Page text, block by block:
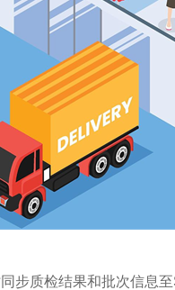
步质检结果和批次信息